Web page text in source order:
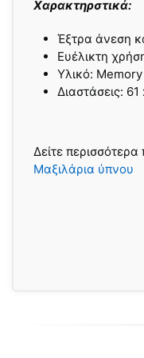
Χαρακτηρστικά:
Έξτρα άνεση
Ευέλικτη
Υλικό:
Διαστάσεις:
Δείτε
Μαξιλάρια ύπνου